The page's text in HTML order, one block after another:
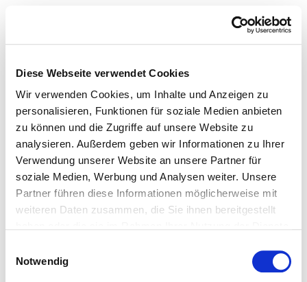
Diese Webseite verwendet Cookies
Wir verwenden Cookies, um Inhalte und Anzeigen zu
personalisieren, Funktionen für soziale Medien anbieten
zu können und die Zugriffe auf unsere Website zu
analysieren. Außerdem geben wir Informationen zu Ihrer
Verwendung unserer Website an unsere Partner für
soziale Medien, Werbung und Analysen weiter. Unsere
Partner führen diese Informationen möglicherweise mit
weiteren Daten zusammen, die Sie ihnen bereitgestellt
Notwendig